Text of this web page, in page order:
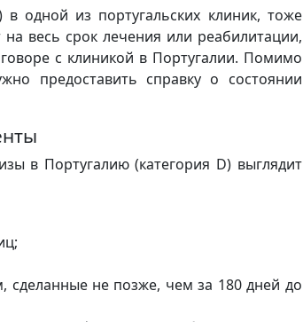
одной из португальских клиник, тоже
весь срок лечения или реабилитации,
с клиникой в Португалии. Помимо
предоставить справку о состоянии
в Португалию (категория D) выглядит
не позже, чем за 180 дней до